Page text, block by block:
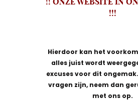
!!!
Hierdoor kan het
alles juist wordt
excuses voor dit
vragen zijn, neem dan
met ons op.